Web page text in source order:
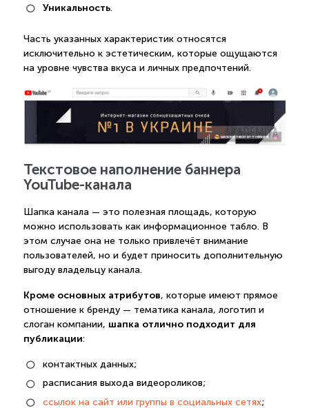
Уникальность.
Часть указанных характеристик относятся
исключительно к эстетическим, которые ощущаются
на уровне чувства вкуса и личных предпочтений.
Текстовое наполнение баннера
YouTube-канала
Шапка канала — это полезная площадь, которую
можно использовать как информационное табло. В
этом случае она не только привлечёт внимание
пользователей, но и будет приносить дополнительную
выгоду владельцу канала.
Кроме основных атрибутов, которые имеют прямое
отношение к бренду — тематика канала, логотип и
слоган компании, шапка отлично подходит для
публикации:
контактных данных;
расписания выхода видеороликов;
ссылок на сайт или группы в социальных сетях;